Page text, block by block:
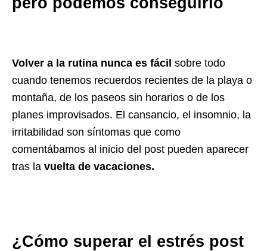
Volver a la rutina nunca es fácil sobre todo
cuando tenemos recuerdos recientes de la playa o
montaña, de los paseos sin horarios o de los
planes improvisados. El cansancio, el insomnio, la
irritabilidad son síntomas que como
comentábamos al inicio del post pueden aparecer
tras la vuelta de vacaciones.
¿Cómo superar el estrés post